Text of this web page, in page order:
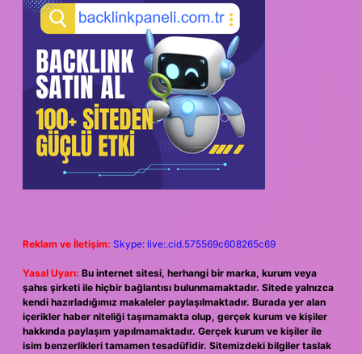
Reklam ve İletişim: Skype: live:.cid.575569c608265c69
Yasal Uyarı: Bu internet sitesi, herhangi bir marka, kurum veya
şahıs şirketi ile hiçbir bağlantısı bulunmamaktadır. Sitede yalnızca
kendi hazırladığımız makaleler paylaşılmaktadır. Burada yer alan
içerikler haber niteliği taşımamakta olup, gerçek kurum ve kişiler
hakkında paylaşım yapılmamaktadır. Gerçek kurum ve kişiler ile
isim benzerlikleri tamamen tesadüfidir. Sitemizdeki bilgiler taslak